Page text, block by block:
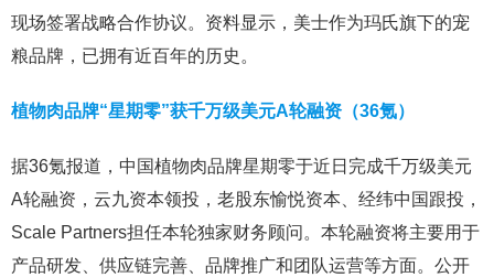
现场签署战略合作协议。资料显示，美士作为玛氏旗下的宠
粮品牌，已拥有近百年的历史。
植物肉品牌“星期零”获千万级美元A轮融资（36氪）
据36氪报道，中国植物肉品牌星期零于近日完成千万级美元
A轮融资，云九资本领投，老股东愉悦资本、经纬中国跟投，
Scale Partners担任本轮独家财务顾问。本轮融资将主要用于
产品研发、供应链完善、品牌推广和团队运营等方面。公开